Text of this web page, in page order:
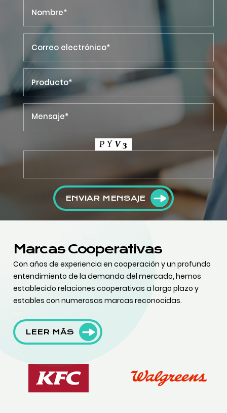
ENVIAR MENSAJE
Marcas Cooperativas
Con años de experiencia en cooperación y un profundo
entendimiento de la demanda del mercado, hemos
establecido relaciones cooperativas a largo plazo y
estables con numerosas marcas reconocidas.
LEER MÁS